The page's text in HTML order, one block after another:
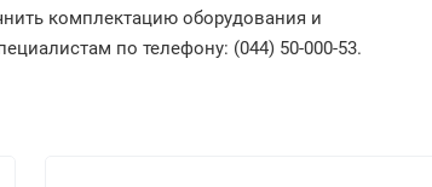
комплектацию оборудования и
по телефону: (044) 50-000-53.